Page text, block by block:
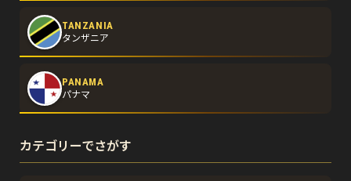
TANZANIA
タンザニア
PANAMA
パナマ
カテゴリーでさがす